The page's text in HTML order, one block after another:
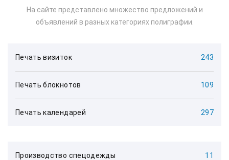
На сайте представлено множество предложений и
объявлений в разных категориях полиграфии.
Печать визиток 243
Печать блокнотов 109
Печать календарей 297
Производство спецодежды 11